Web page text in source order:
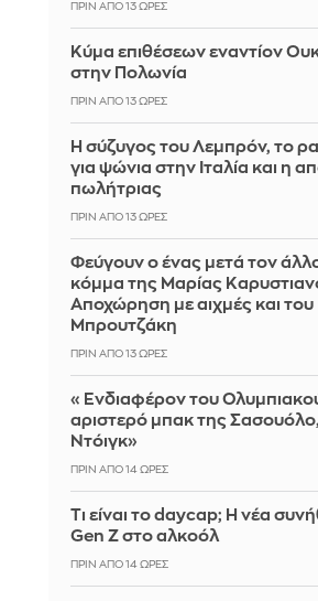
ΠΡΙΝ ΑΠΌ 13 ΏΡΕΣ
Κύμα επιθέσεων εναντίον
στην Πολωνία
ΠΡΙΝ ΑΠΌ 13 ΏΡΕΣ
Η σύζυγος του Λεμπρόν, το
για ψώνια στην Ιταλία και η
πωλήτριας
ΠΡΙΝ ΑΠΌ 13 ΏΡΕΣ
Φεύγουν ο ένας μετά τον
κόμμα της Μαρίας
Αποχώρηση με αιχμές και του
Μπρουτζάκη
ΠΡΙΝ ΑΠΌ 13 ΏΡΕΣ
«Ενδιαφέρον του
αριστερό μπακ της
Ντόιγκ»
ΠΡΙΝ ΑΠΌ 14 ΏΡΕΣ
Τι είναι το daycap; Η νέα
Gen Z στο αλκοόλ
ΠΡΙΝ ΑΠΌ 14 ΏΡΕΣ